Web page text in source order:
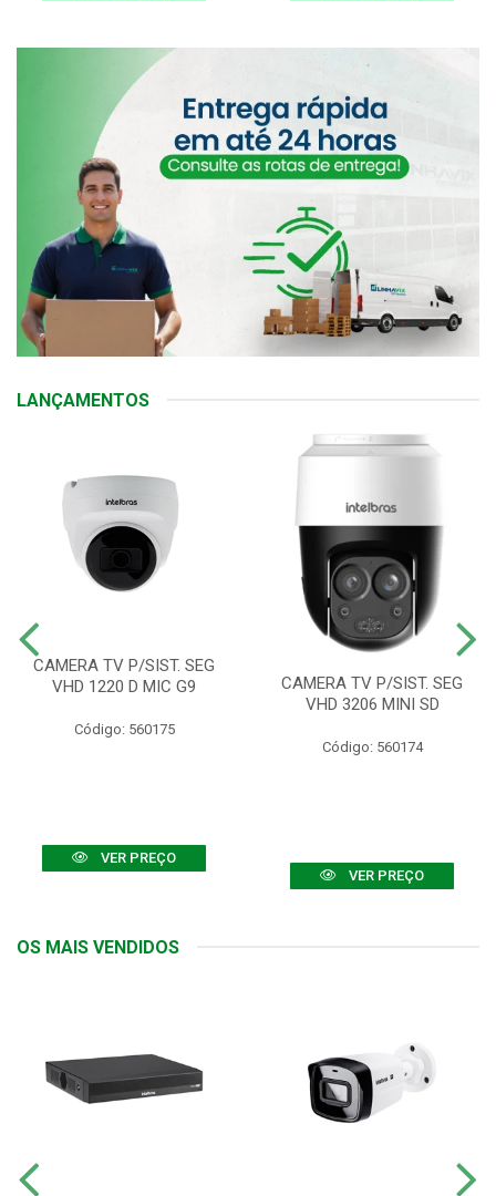
LANÇAMENTOS
CAMERA TV P/SIST. SEG
VHD 1220 D MIC G9
Código: 560175
VER PREÇO
CAMERA TV P/SIST. SEG
VHD 3206 MINI SD
Código: 560174
VER PREÇO
OS MAIS VENDIDOS